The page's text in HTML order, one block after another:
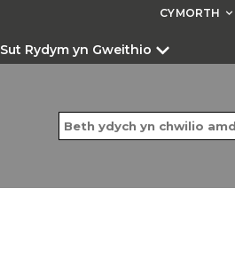
CYMORTH keyboard_arrow_down
Sut Rydym yn Gweithio